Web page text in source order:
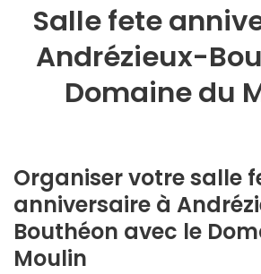
Salle fete
Andrézieux-
Domaine du
Organiser votre salle
anniversaire à
Bouthéon avec le
Moulin